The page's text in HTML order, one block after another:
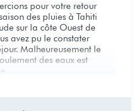
pour votre retour
des pluies à Tahiti
sur la côte Ouest de
avez pu le constater
Malheureusement le
des eaux est